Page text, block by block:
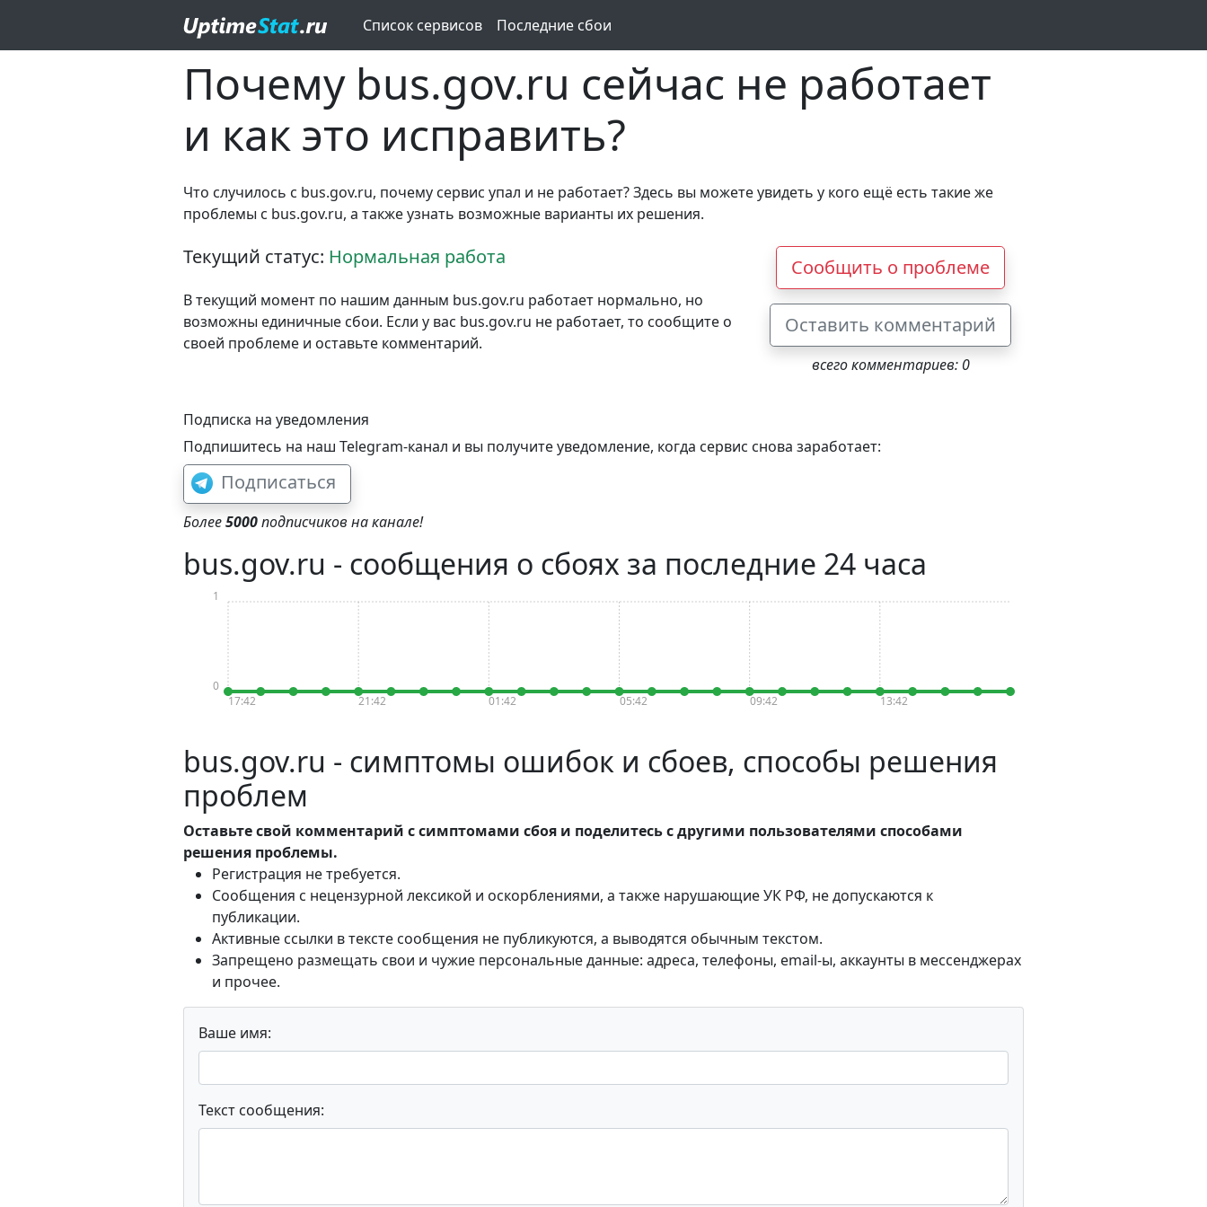
Список сервисов Последние сбои
Почему bus.gov.ru сейчас не работает
и как это исправить?
Что случилось с bus.gov.ru, почему сервис упал и не работает? Здесь вы можете увидеть у кого ещё есть такие же
проблемы с bus.gov.ru, а также узнать возможные варианты их решения.
Текущий статус: Нормальная работа
В текущий момент по нашим данным bus.gov.ru работает нормально, но
возможны единичные сбои. Если у вас bus.gov.ru не работает, то сообщите о
своей проблеме и оставьте комментарий.
Сообщить о проблеме
Оставить комментарий
всего комментариев: 0
Подписка на уведомления
Подпишитесь на наш Telegram-канал и вы получите уведомление, когда сервис снова заработает:
Подписаться
Более5000подписчиков на канале!
bus.gov.ru - сообщения о сбоях за последние 24 часа
17:42 21:42 01:42 05:42 09:42 13:42
0
1
bus.gov.ru - симптомы ошибок и сбоев, способы решения
проблем
Оставьте свой комментарий с симптомами сбоя и поделитесь с другими пользователями способами
решения проблемы.
Регистрация не требуется.
Сообщения с нецензурной лексикой и оскорблениями, а также нарушающие УК РФ, не допускаются к
публикации.
Активные ссылки в тексте сообщения не публикуются, а выводятся обычным текстом.
Запрещено размещать свои и чужие персональные данные: адреса, телефоны, email-ы, аккаунты в мессенджерах
и прочее.
Ваше имя:
Текст сообщения: